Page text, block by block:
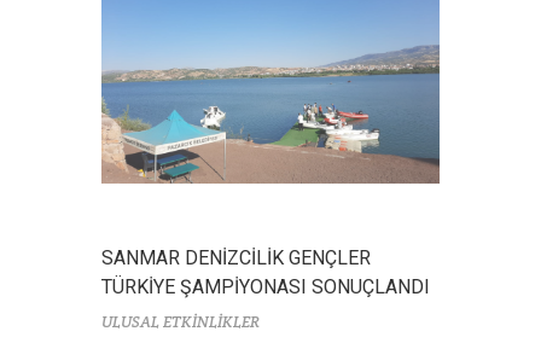
SANMAR DENİZCİLİK GENÇLER
TÜRKİYE ŞAMPİYONASI SONUÇLANDI
ULUSAL ETKİNLİKLER